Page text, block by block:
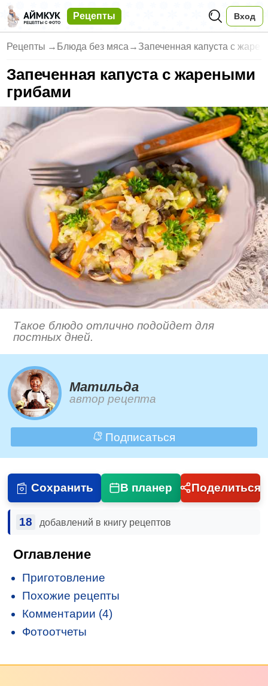
Рецепты Вход
Рецепты → Блюда без мяса → Запеченная капуста с
Запеченная капуста с жареными
грибами
Такое блюдо отлично подойдет для
постных дней.
Матильда
автор рецепта
Подписаться
Сохранить В планер Поделиться
18 добавлений в книгу рецептов
Оглавление
Приготовление
Похожие рецепты
Комментарии (4)
Фотоотчеты